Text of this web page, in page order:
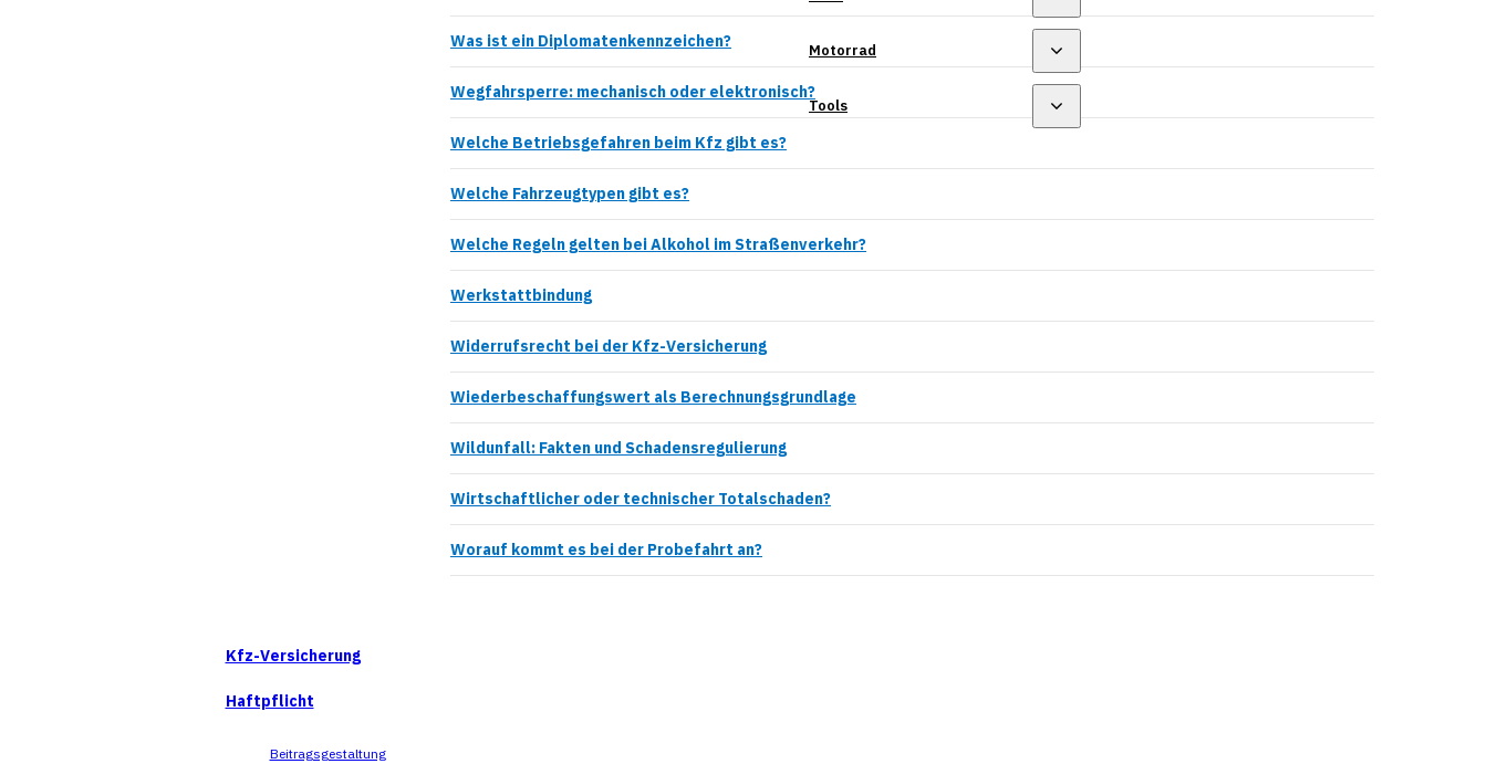
Motorrad
Tools
Was ist ein Diplomatenkennzeichen?
Wegfahrsperre: mechanisch oder elektronisch?
Welche Betriebsgefahren beim Kfz gibt es?
Welche Fahrzeugtypen gibt es?
Welche Regeln gelten bei Alkohol im Straßenverkehr?
Werkstattbindung
Widerrufsrecht bei der Kfz-Versicherung
Wiederbeschaffungswert als Berechnungsgrundlage
Wildunfall: Fakten und Schadensregulierung
Wirtschaftlicher oder technischer Totalschaden?
Worauf kommt es bei der Probefahrt an?
Kfz-Versicherung
Haftpflicht
Beitragsgestaltung